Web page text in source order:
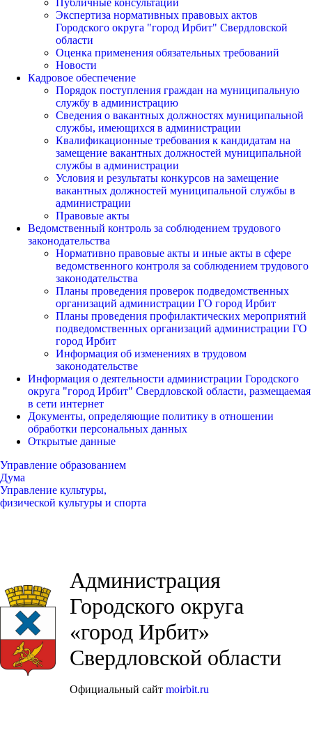
Публичные консультации
Экспертиза нормативных правовых актов
Городского округа "город Ирбит" Свердловской
области
Оценка применения обязательных требований
Новости
Кадровое обеспечение
Порядок поступления граждан на муниципальную
службу в администрацию
Сведения о вакантных должностях муниципальной
службы, имеющихся в администрации
Квалификационные требования к кандидатам на
замещение вакантных должностей муниципальной
службы в администрации
Условия и результаты конкурсов на замещение
вакантных должностей муниципальной службы в
администрации
Правовые акты
Ведомственный контроль за соблюдением трудового
законодательства
Нормативно правовые акты и иные акты в сфере
ведомственного контроля за соблюдением трудового
законодательства
Планы проведения проверок подведомственных
организаций администрации ГО город Ирбит
Планы проведения профилактических мероприятий
подведомственных организаций администрации ГО
город Ирбит
Информация об изменениях в трудовом
законодательстве
Информация о деятельности администрации Городского
округа "город Ирбит" Свердловской области, размещаемая
в сети интернет
Документы, определяющие политику в отношении
обработки персональных данных
Открытые данные
Управление образованием
Дума
Управление культуры,
физической культуры и спорта
Администрация
Городского округа
«город Ирбит»
Свердловской области
Официальный сайт moirbit.ru